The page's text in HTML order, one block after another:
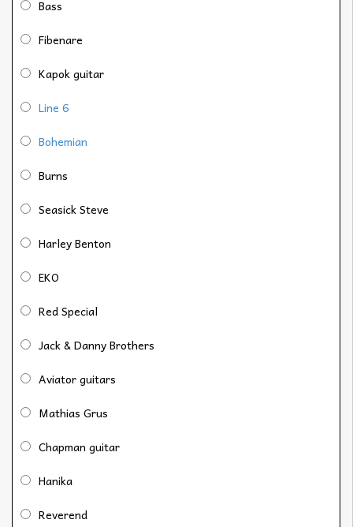
Bass
Fibenare
Kapok guitar
Line 6
Bohemian
Burns
Seasick Steve
Harley Benton
EKO
Red Special
Jack & Danny Brothers
Aviator guitars
Mathias Grus
Chapman guitar
Hanika
Reverend